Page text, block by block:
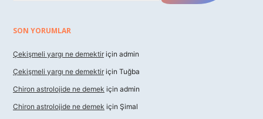
SON YORUMLAR
Çekişmeli yargı ne demektir için admin
Çekişmeli yargı ne demektir için Tuğba
Chiron astrolojide ne demek için admin
Chiron astrolojide ne demek için Şimal